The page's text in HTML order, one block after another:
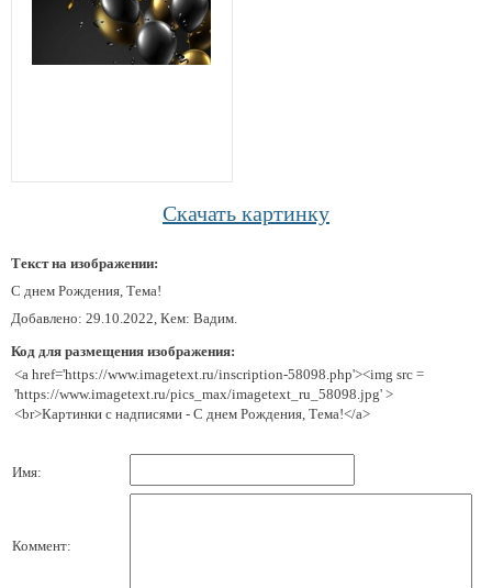
Скачать картинку
Текст на изображении:
С днем Рождения, Тема!
Добавлено: 29.10.2022, Кем: Вадим.
Код для размещения изображения:
<a href='https://www.imagetext.ru/inscription-58098.php'><img src =
'https://www.imagetext.ru/pics_max/imagetext_ru_58098.jpg' >
<br>Картинки с надписями - С днем Рождения, Тема!</a>
Имя:
Коммент: